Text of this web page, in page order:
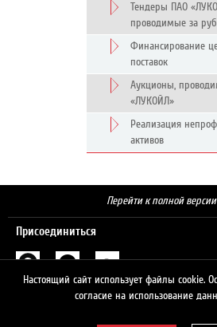
Тендеры ПАО
проводимые за
Финансирование
поставок
Аукционы,
«ЛУКОЙЛ»
Реализация
активов
Перейти к полной версии
Присоединиться
Настоящий сайт использует файлы cookie.
согласие на использование